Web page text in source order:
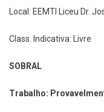
Local: EEMTI Liceu Dr.
Class. Indicativa: Livre
SOBRAL
Trabalho: